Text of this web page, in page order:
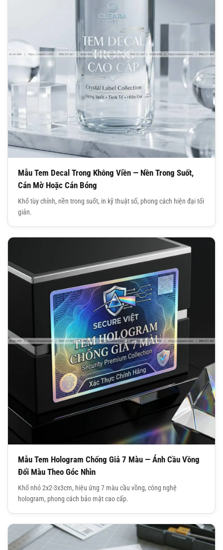
Mẫu Tem Decal Trong Không Viền — Nền Trong Suốt,
Cán Mờ Hoặc Cán Bóng
Khổ tùy chỉnh, nền trong suốt, in kỹ thuật số, phong cách hiện đại tối
giản.
Mẫu Tem Hologram Chống Giả 7 Màu — Ánh Cầu Vồng
Đổi Màu Theo Góc Nhìn
Khổ nhỏ 2x2-3x3cm, hiệu ứng 7 màu cầu vồng, công nghệ
hologram, phong cách bảo mật cao cấp.